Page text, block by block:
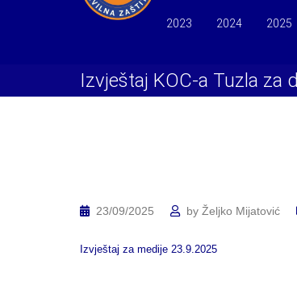
2023 2024 2025
Izvještaj KOC-a Tuzla za
23/09/2025 by Željko Mijatović
Izvještaj za medije 23.9.2025